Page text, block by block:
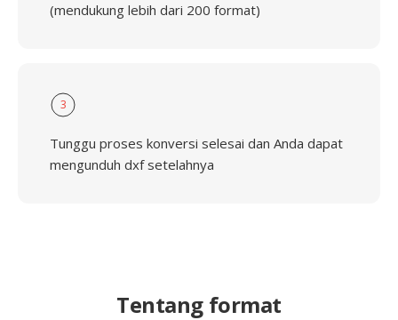
(mendukung lebih dari 200 format)
3
Tunggu proses konversi selesai dan Anda dapat
mengunduh dxf setelahnya
Tentang format